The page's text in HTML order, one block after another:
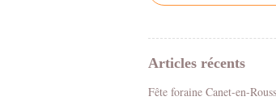
Articles récents